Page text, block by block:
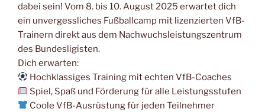
dabei sein! Vom 8. bis 10. August 2025 erwartet dich
ein unvergessliches Fußballcamp mit lizenzierten VfB-
Trainern direkt aus dem Nachwuchsleistungszentrum
des Bundesligisten.
Dich erwarten:
Hochklassiges Training mit echten VfB-Coaches
Spiel, Spaß und Förderung für alle Leistungsstufen
Coole VfB-Ausrüstung für jeden Teilnehmer